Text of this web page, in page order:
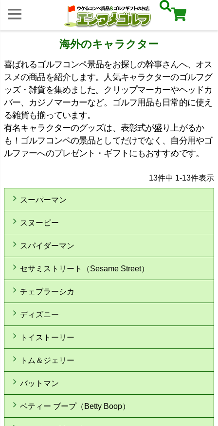
海外のキャラクター
喜ばれるゴルフコンペ景品をお探しの幹事さんへ、オス
スメの商品を紹介します。人気キャラクターのゴルフグ
ッズ・雑貨を集めました。クリップマーカーやヘッドカ
バー、カジノマーカーなど。ゴルフ用品も日常的に使え
る雑貨も揃っています。
有名キャラクターのグッズは、表彰式が盛り上がるか
も！ゴルフコンペの景品としてだけでなく、自分用やゴ
ルファーへのプレゼント・ギフトにもおすすめです。
13件中 1-13件表示
スーパーマン
スヌーピー
スパイダーマン
セサミストリート（Sesame Street）
チェブラーシカ
ディズニー
トイストーリー
トム＆ジェリー
バットマン
ベティー ブープ（Betty Boop）